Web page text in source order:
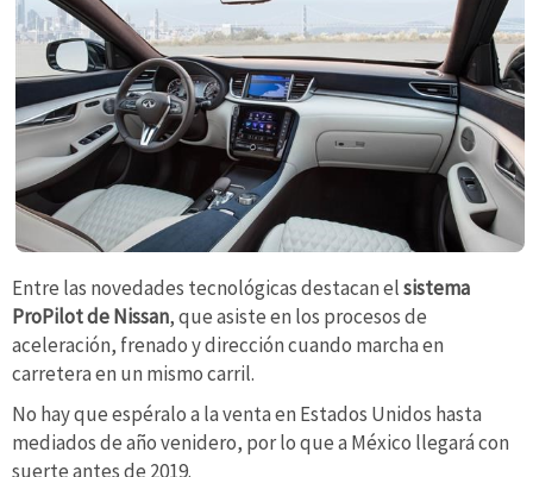
Entre las novedades tecnológicas destacan elsistema
ProPilot de Nissan, que asiste en los procesos de
aceleración, frenado y dirección cuando marcha en
carretera en un mismo carril.
No hay que espéralo a la venta en Estados Unidos hasta
mediados de año venidero, por lo que a México llegará con
suerte antes de 2019.